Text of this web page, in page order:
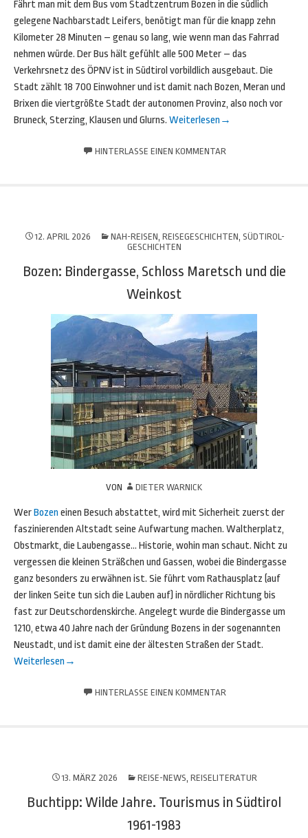
Fährt man mit dem Bus vom Stadtzentrum Bozen in die südlich
gelegene Nachbarstadt Leifers, benötigt man für die knapp zehn
Kilometer 28 Minuten – genau so lang, wie wenn man das Fahrrad
nehmen würde. Der Bus hält gefühlt alle 500 Meter – das
Verkehrsnetz des ÖPNV ist in Südtirol vorbildlich ausgebaut. Die
Stadt zählt 18 700 Einwohner und ist damit nach Bozen, Meran und
Brixen die viertgrößte Stadt der autonomen Provinz, also noch vor
Bruneck, Sterzing, Klausen und Glurns. Weiterlesen →
HINTERLASSE EINEN KOMMENTAR
12. APRIL 2026 NAH-REISEN, REISEGESCHICHTEN, SÜDTIROL-
GESCHICHTEN
Bozen: Bindergasse, Schloss Maretsch und die
Weinkost
VON DIETER WARNICK
WerBozen einen Besuch abstattet, wird mit Sicherheit zuerst der
faszinierenden Altstadt seine Aufwartung machen. Waltherplatz,
Obstmarkt, die Laubengasse… Historie, wohin man schaut. Nicht zu
vergessen die kleinen Sträßchen und Gassen, wobei die Bindergasse
ganz besonders zu erwähnen ist. Sie führt vom Rathausplatz (auf
der linken Seite tun sich die Lauben auf) in nördlicher Richtung bis
fast zur Deutschordenskirche. Angelegt wurde die Bindergasse um
1210, etwa 40 Jahre nach der Gründung Bozens in der sogenannten
Neustadt, und ist damit eine der ältesten Straßen der Stadt.
Weiterlesen →
HINTERLASSE EINEN KOMMENTAR
13. MÄRZ 2026 REISE-NEWS, REISELITERATUR
Buchtipp: Wilde Jahre. Tourismus in Südtirol
1961-1983